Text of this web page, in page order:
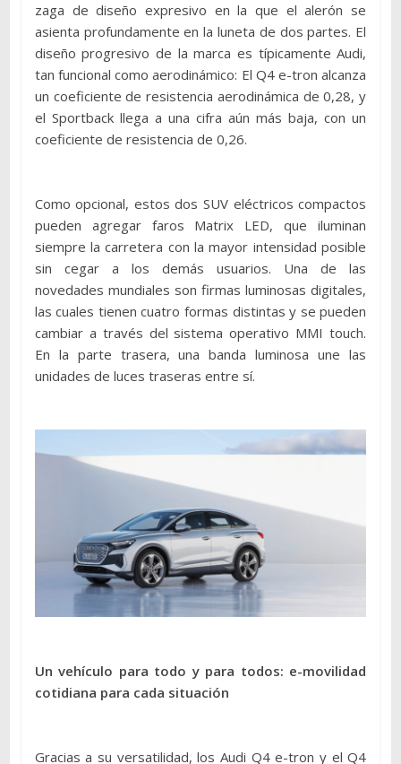
zaga de diseño expresivo en la que el alerón se
asienta profundamente en la luneta de dos partes. El
diseño progresivo de la marca es típicamente Audi,
tan funcional como aerodinámico: El Q4 e-tron alcanza
un coeficiente de resistencia aerodinámica de 0,28, y
el Sportback llega a una cifra aún más baja, con un
coeficiente de resistencia de 0,26.
Como opcional, estos dos SUV eléctricos compactos
pueden agregar faros Matrix LED, que iluminan
siempre la carretera con la mayor intensidad posible
sin cegar a los demás usuarios. Una de las
novedades mundiales son firmas luminosas digitales,
las cuales tienen cuatro formas distintas y se pueden
cambiar a través del sistema operativo MMI touch.
En la parte trasera, una banda luminosa une las
unidades de luces traseras entre sí.
Un vehículo para todo y para todos: e-movilidad
cotidiana para cada situación
Gracias a su versatilidad, los Audi Q4 e-tron y el Q4